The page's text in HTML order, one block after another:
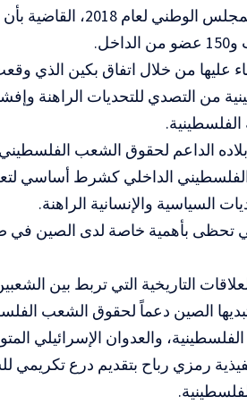
الانتخابات، وكذلك الالتزام
عليها من خلال اتفاق بكين الذي
من التصدي للتحديات الراهنة
الفلسطينية.
الداعم لحقوق الشعب
الفلسطيني الداخلي كشرط أساسي
السياسية والإنسانية الراهنة.
تحظى بأهمية خاصة لدى الصين في
التاريخية التي تربط بين
تبديها الصين دعماً لحقوق الشعب
والعدوان الإسرائيلي
رمزي رباح بتقديم درع تكريمي